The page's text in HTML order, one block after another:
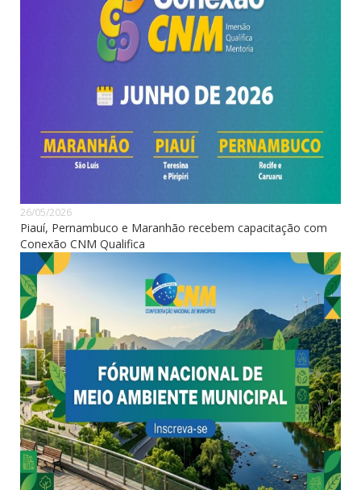
26/05/2026
Piauí, Pernambuco e Maranhão recebem capacitação com
Conexão CNM Qualifica